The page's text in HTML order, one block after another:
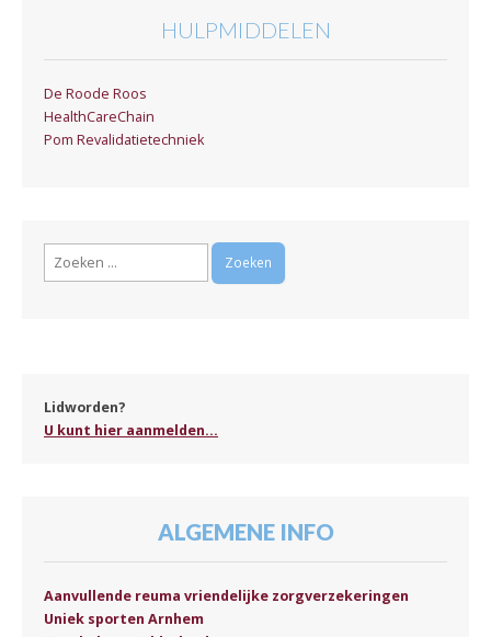
HULPMIDDELEN
De Roode Roos
HealthCareChain
Pom Revalidatietechniek
Zoeken
Lidworden?
U kunt hier aanmelden...
ALGEMENE INFO
Aanvullende reuma vriendelijke zorgverzekeringen
Uniek sporten Arnhem